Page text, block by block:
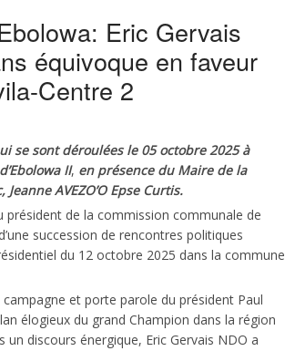
Eric Gervais
équivoque en faveur
Centre 2
se sont déroulées le 05 octobre 2025 à
II, en présence du Maire de la
AVEZO’O Epse Curtis.
président de la commission communale de
succession de rencontres politiques
du 12 octobre 2025 dans la commune
et porte parole du président Paul
élogieux du grand Champion dans la région
discours énergique, Eric Gervais NDO a